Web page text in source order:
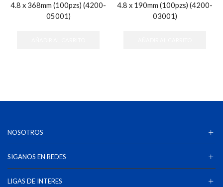
4.8 x 368mm (100pzs) (4200-
05001)
4.8 x 190mm (100pzs) (4200-
03001)
NOSOTROS
SIGANOS EN REDES
LIGAS DE INTERES